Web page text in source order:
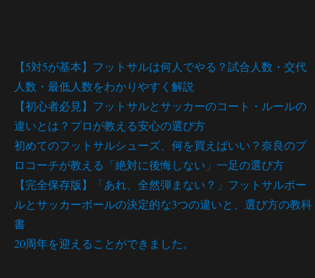
【5対5が基本】フットサルは何人でやる？試合人数・交代
人数・最低人数をわかりやすく解説
【初心者必見】フットサルとサッカーのコート・ルールの
違いとは？プロが教える安心の選び方
初めてのフットサルシューズ、何を買えばいい？奈良のプ
ロコーチが教える「絶対に後悔しない」一足の選び方
【完全保存版】「あれ、全然弾まない？」フットサルボー
ルとサッカーボールの決定的な3つの違いと、選び方の教科
書
20周年を迎えることができました。